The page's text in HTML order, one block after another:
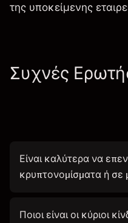
της υποκείμενης
Συχνές
Είναι καλύτερα να
κρυπτονομίσματα ή σε
Ποιοι είναι οι κύριοι